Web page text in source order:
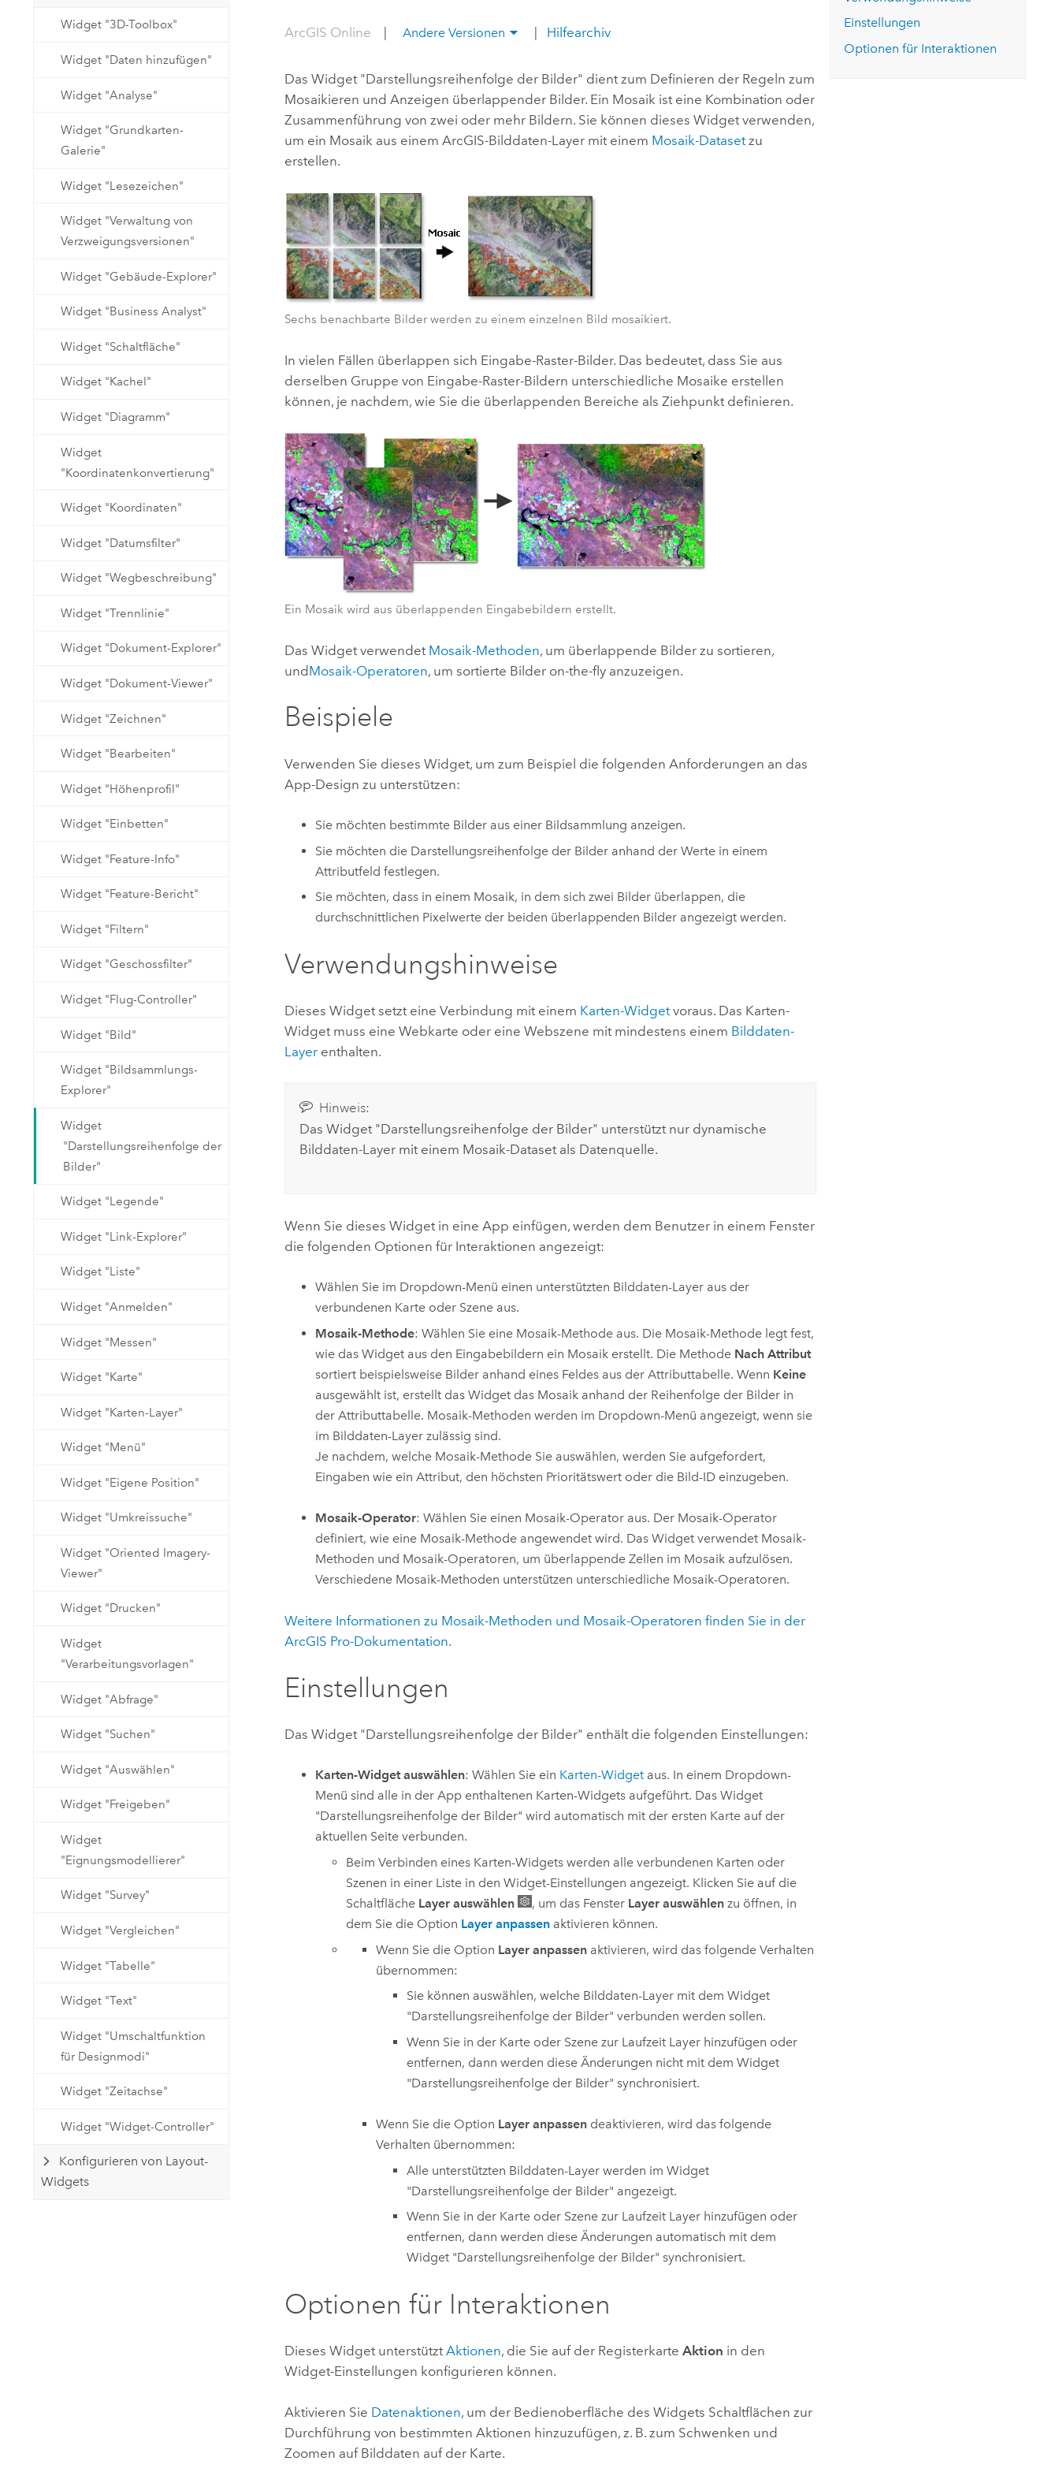
Developer-Technologie
die Kartenerstellung und
aktivieren Sie eine kostenfreie Testversion.
ArcGIS Pro erkunden
Den Kurs erkunden
Alle Storys
Die Story lesen
Widget "3D-Toolbox"
Widget "Daten hinzufügen"
Widget "Analyse"
Widget "Grundkarten-
Galerie"
Widget "Lesezeichen"
Widget "Verwaltung von
Verzweigungsversionen"
Widget "Gebäude-Explorer"
Widget "Business Analyst"
Widget "Schaltfläche"
Widget "Kachel"
Widget "Diagramm"
Widget
"Koordinatenkonvertierung"
Widget "Koordinaten"
Widget "Datumsfilter"
Widget "Wegbeschreibung"
Widget "Trennlinie"
Widget "Dokument-Explorer"
Widget "Dokument-Viewer"
Widget "Zeichnen"
Widget "Bearbeiten"
Widget "Höhenprofil"
Widget "Einbetten"
Widget "Feature-Info"
Widget "Feature-Bericht"
Widget "Filtern"
Widget "Geschossfilter"
Widget "Flug-Controller"
Widget "Bild"
Widget "Bildsammlungs-
Explorer"
Widget
"Darstellungsreihenfolge der
Bilder"
Widget "Legende"
Widget "Link-Explorer"
Widget "Liste"
Widget "Anmelden"
Widget "Messen"
Widget "Karte"
Widget "Karten-Layer"
Widget "Menü"
Widget "Eigene Position"
Widget "Umkreissuche"
Widget "Oriented Imagery-
Viewer"
Widget "Drucken"
Widget
"Verarbeitungsvorlagen"
Widget "Abfrage"
Widget "Suchen"
Widget "Auswählen"
Widget "Freigeben"
Widget
"Eignungsmodellierer"
Widget "Survey"
Widget "Vergleichen"
Widget "Tabelle"
Widget "Text"
Widget "Umschaltfunktion
für Designmodi"
Widget "Zeitachse"
Widget "Widget-Controller"
Konfigurieren von Layout-
Widgets
ArcGIS Online Andere Versionen Hilfearchiv
Das Widget "Darstellungsreihenfolge der Bilder" dient zum Definieren der Regeln zum
Mosaikieren und Anzeigen überlappender Bilder. Ein Mosaik ist eine Kombination oder
Zusammenführung von zwei oder mehr Bildern. Sie können dieses Widget verwenden,
um ein Mosaik aus einem ArcGIS-Bilddaten-Layer mit einem Mosaik-Datasetzu
erstellen.
Sechs benachbarte Bilder werden zu einem einzelnen Bild mosaikiert.
In vielen Fällen überlappen sich Eingabe-Raster-Bilder. Das bedeutet, dass Sie aus
derselben Gruppe von Eingabe-Raster-Bildern unterschiedliche Mosaike erstellen
können, je nachdem, wie Sie die überlappenden Bereiche als Ziehpunkt definieren.
Ein Mosaik wird aus überlappenden Eingabebildern erstellt.
Das Widget verwendet Mosaik-Methoden, um überlappende Bilder zu sortieren,
undMosaik-Operatoren, um sortierte Bilder on-the-fly anzuzeigen.
Beispiele
Verwenden Sie dieses Widget, um zum Beispiel die folgenden Anforderungen an das
App-Design zu unterstützen:
Sie möchten bestimmte Bilder aus einer Bildsammlung anzeigen.
Sie möchten die Darstellungsreihenfolge der Bilder anhand der Werte in einem
Attributfeld festlegen.
Sie möchten, dass in einem Mosaik, in dem sich zwei Bilder überlappen, die
durchschnittlichen Pixelwerte der beiden überlappenden Bilder angezeigt werden.
Verwendungshinweise
Dieses Widget setzt eine Verbindung mit einem Karten-Widgetvoraus. Das Karten-
Widget muss eine Webkarte oder eine Webszene mit mindestens einem Bilddaten-
Layer enthalten.
Hinweis:
Das Widget "Darstellungsreihenfolge der Bilder" unterstützt nur dynamische
Bilddaten-Layer mit einem Mosaik-Dataset als Datenquelle.
Wenn Sie dieses Widget in eine App einfügen, werden dem Benutzer in einem Fenster
die folgenden Optionen für Interaktionen angezeigt:
Wählen Sie im Dropdown-Menü einen unterstützten Bilddaten-Layer aus der
verbundenen Karte oder Szene aus.
Mosaik-Methode: Wählen Sie eine Mosaik-Methode aus. Die Mosaik-Methode legt fest,
wie das Widget aus den Eingabebildern ein Mosaik erstellt. Die Methode Nach Attribut
sortiert beispielsweise Bilder anhand eines Feldes aus der Attributtabelle. Wenn Keine
ausgewählt ist, erstellt das Widget das Mosaik anhand der Reihenfolge der Bilder in
der Attributtabelle. Mosaik-Methoden werden im Dropdown-Menü angezeigt, wenn sie
im Bilddaten-Layer zulässig sind.
Je nachdem, welche Mosaik-Methode Sie auswählen, werden Sie aufgefordert,
Eingaben wie ein Attribut, den höchsten Prioritätswert oder die Bild-ID einzugeben.
Mosaik-Operator: Wählen Sie einen Mosaik-Operator aus. Der Mosaik-Operator
definiert, wie eine Mosaik-Methode angewendet wird. Das Widget verwendet Mosaik-
Methoden und Mosaik-Operatoren, um überlappende Zellen im Mosaik aufzulösen.
Verschiedene Mosaik-Methoden unterstützen unterschiedliche Mosaik-Operatoren.
Weitere Informationen zu Mosaik-Methoden und Mosaik-Operatoren finden Sie in der
ArcGIS Pro-Dokumentation.
Einstellungen
Das Widget "Darstellungsreihenfolge der Bilder" enthält die folgenden Einstellungen:
Karten-Widget auswählen: Wählen Sie ein Karten-Widgetaus. In einem Dropdown-
Menü sind alle in der App enthaltenen Karten-Widgets aufgeführt. Das Widget
"Darstellungsreihenfolge der Bilder" wird automatisch mit der ersten Karte auf der
aktuellen Seite verbunden.
Beim Verbinden eines Karten-Widgets werden alle verbundenen Karten oder
Szenen in einer Liste in den Widget-Einstellungen angezeigt. Klicken Sie auf die
Schaltfläche Layer auswählen , um das Fenster Layer auswählenzu öffnen, in
dem Sie die Option Layer anpassenaktivieren können.
Wenn Sie die Option Layer anpassen aktivieren, wird das folgende Verhalten
übernommen:
Sie können auswählen, welche Bilddaten-Layer mit dem Widget
"Darstellungsreihenfolge der Bilder" verbunden werden sollen.
Wenn Sie in der Karte oder Szene zur Laufzeit Layer hinzufügen oder
entfernen, dann werden diese Änderungen nicht mit dem Widget
"Darstellungsreihenfolge der Bilder" synchronisiert.
Wenn Sie die Option Layer anpassen deaktivieren, wird das folgende
Verhalten übernommen:
Alle unterstützten Bilddaten-Layer werden im Widget
"Darstellungsreihenfolge der Bilder" angezeigt.
Wenn Sie in der Karte oder Szene zur Laufzeit Layer hinzufügen oder
entfernen, dann werden diese Änderungen automatisch mit dem
Widget "Darstellungsreihenfolge der Bilder" synchronisiert.
Optionen für Interaktionen
Dieses Widget unterstütztAktionen, die Sie auf der RegisterkarteAktion in den
Widget-Einstellungen konfigurieren können.
Aktivieren Sie Datenaktionen, um der Bedienoberfläche des Widgets Schaltflächen zur
Durchführung von bestimmten Aktionen hinzuzufügen, z. B. zum Schwenken und
Zoomen auf Bilddaten auf der Karte.
Einstellungen
Optionen für Interaktionen